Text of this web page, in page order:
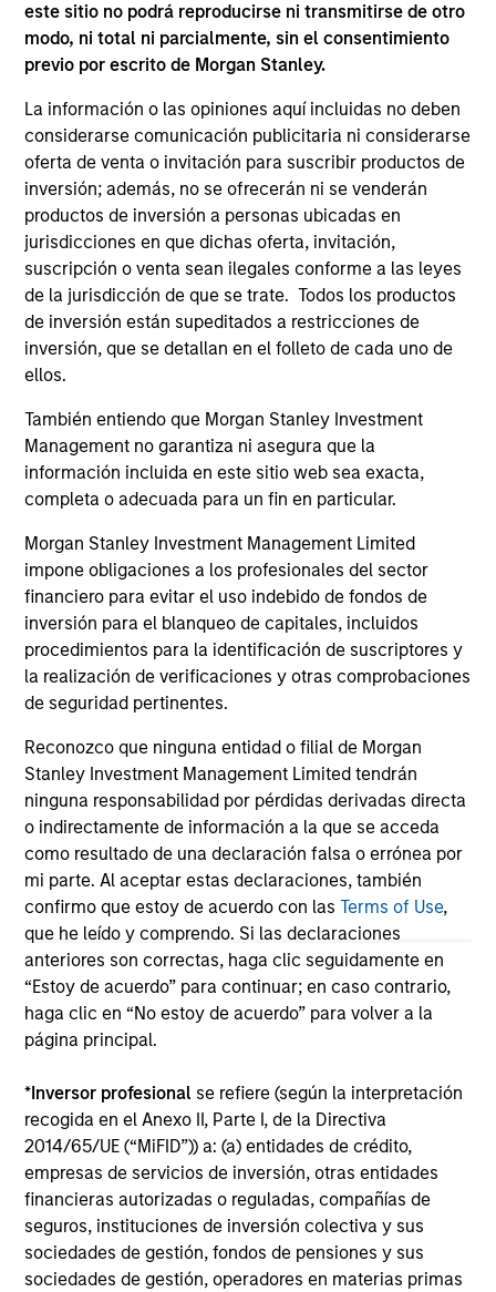
este sitio no podrá reproducirse ni transmitirse de otro
modo, ni total ni parcialmente, sin el consentimiento
previo por escrito de Morgan Stanley.
La información o las opiniones aquí incluidas no deben
considerarse comunicación publicitaria ni considerarse
oferta de venta o invitación para suscribir productos de
inversión; además, no se ofrecerán ni se venderán
productos de inversión a personas ubicadas en
jurisdicciones en que dichas oferta, invitación,
suscripción o venta sean ilegales conforme a las leyes
de la jurisdicción de que se trate. Todos los productos
de inversión están supeditados a restricciones de
inversión, que se detallan en el folleto de cada uno de
ellos.
También entiendo que Morgan Stanley Investment
Management no garantiza ni asegura que la
información incluida en este sitio web sea exacta,
completa o adecuada para un fin en particular.
Morgan Stanley Investment Management Limited
impone obligaciones a los profesionales del sector
financiero para evitar el uso indebido de fondos de
inversión para el blanqueo de capitales, incluidos
procedimientos para la identificación de suscriptores y
la realización de verificaciones y otras comprobaciones
de seguridad pertinentes.
Reconozco que ninguna entidad o filial de Morgan
Stanley Investment Management Limited tendrán
ninguna responsabilidad por pérdidas derivadas directa
o indirectamente de información a la que se acceda
como resultado de una declaración falsa o errónea por
mi parte. Al aceptar estas declaraciones, también
confirmo que estoy de acuerdo con lasTerms of Use,
que he leído y comprendo. Si las declaraciones
anteriores son correctas, haga clic seguidamente en
“Estoy de acuerdo” para continuar; en caso contrario,
haga clic en “No estoy de acuerdo” para volver a la
página principal.
*Inversor profesional se refiere (según la interpretación
recogida en el Anexo II, Parte I, de la Directiva
2014/65/UE (“MiFID”)) a: (a) entidades de crédito,
empresas de servicios de inversión, otras entidades
financieras autorizadas o reguladas, compañías de
seguros, instituciones de inversión colectiva y sus
sociedades de gestión, fondos de pensiones y sus
sociedades de gestión, operadores en materias primas
PRESS RELEASE
Morgan Stanley Capital Partners
Acquires Security 101
Investment funds managed by Morgan Stanley
Capital Partners (MSCP), the middle market
private equity buyout team within Morgan
Stanley Investment Management, announced
today the acquisition of Security 101, a leading
services.
24-FEB-2026
The information on this page is for informational
purposes only. The information contained herein does
not constitute and should not be construed as an
offering of advisory services or an offer to sell or a
solicitation of an offer to buy any securities in any
jurisdiction in which such offer or solicitation,
purchase or sale would be unlawful under the
securities, insurance or other laws of such jurisdiction.
All investing involves risks, including a loss of principal.
Please refer to the strategy detail page for important
information on the strategy, including additional risk
considerations.